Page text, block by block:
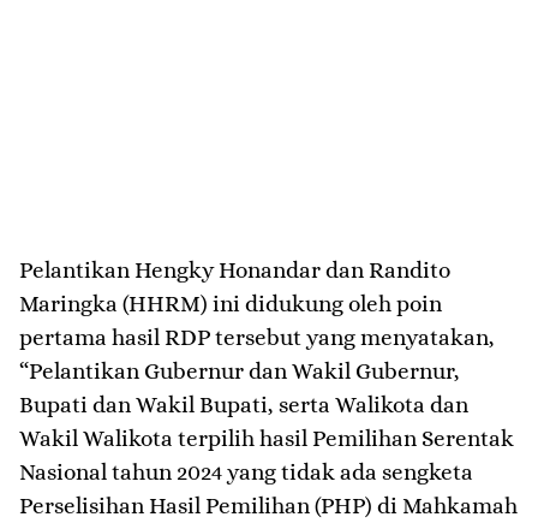
Pelantikan Hengky Honandar dan Randito
Maringka (HHRM) ini didukung oleh poin
pertama hasil RDP tersebut yang menyatakan,
“Pelantikan Gubernur dan Wakil Gubernur,
Bupati dan Wakil Bupati, serta Walikota dan
Wakil Walikota terpilih hasil Pemilihan Serentak
Nasional tahun 2024 yang tidak ada sengketa
Perselisihan Hasil Pemilihan (PHP) di Mahkamah